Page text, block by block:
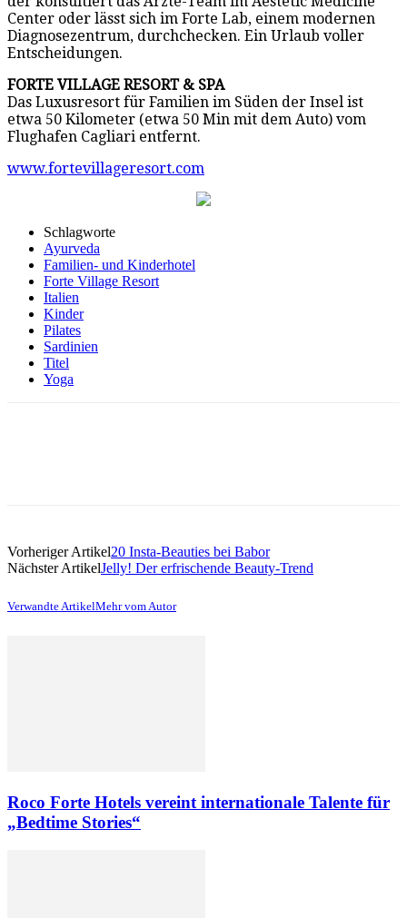
Center oder lässt sich im Forte Lab, einem modernen
Diagnosezentrum, durchchecken. Ein Urlaub voller
Entscheidungen.
FORTE VILLAGE RESORT & SPA
Das Luxusresort für Familien im Süden der Insel ist
etwa 50 Kilometer (etwa 50 Min mit dem Auto) vom
Flughafen Cagliari entfernt.
www.fortevillageresort.com
Schlagworte
Ayurveda
Familien- und Kinderhotel
Forte Village Resort
Italien
Kinder
Pilates
Sardinien
Titel
Yoga
Vorheriger Artikel20 Insta-Beauties bei Babor
Nächster ArtikelJelly! Der erfrischende Beauty-Trend
Verwandte ArtikelMehr vom Autor
Roco Forte Hotels vereint internationale Talente für
„Bedtime Stories“